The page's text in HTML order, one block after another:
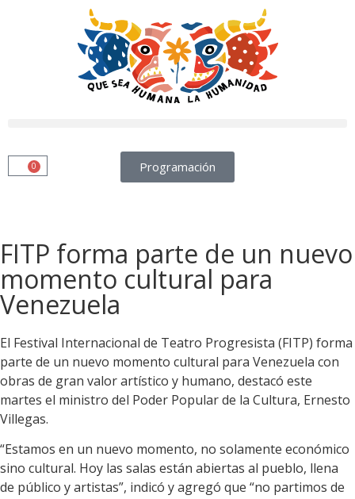
Programación
0
FITP forma parte de un nuevo
momento cultural para
Venezuela
El Festival Internacional de Teatro Progresista (FITP) forma
parte de un nuevo momento cultural para Venezuela con
obras de gran valor artístico y humano, destacó este
martes el ministro del Poder Popular de la Cultura, Ernesto
Villegas.
“Estamos en un nuevo momento, no solamente económico
sino cultural. Hoy las salas están abiertas al pueblo, llena
de público y artistas”, indicó y agregó que “no partimos de